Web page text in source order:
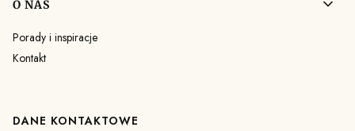
O NAS
Porady i inspiracje
Kontakt
DANE KONTAKTOWE